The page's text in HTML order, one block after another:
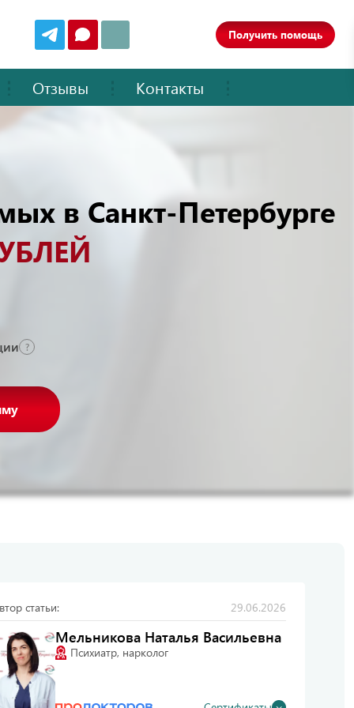
Получить помощь
Отзывы Контакты
в Санкт-Петербурге
?
статьи: 29.06.2026
Мельникова Наталья Васильевна
Психиатр, нарколог